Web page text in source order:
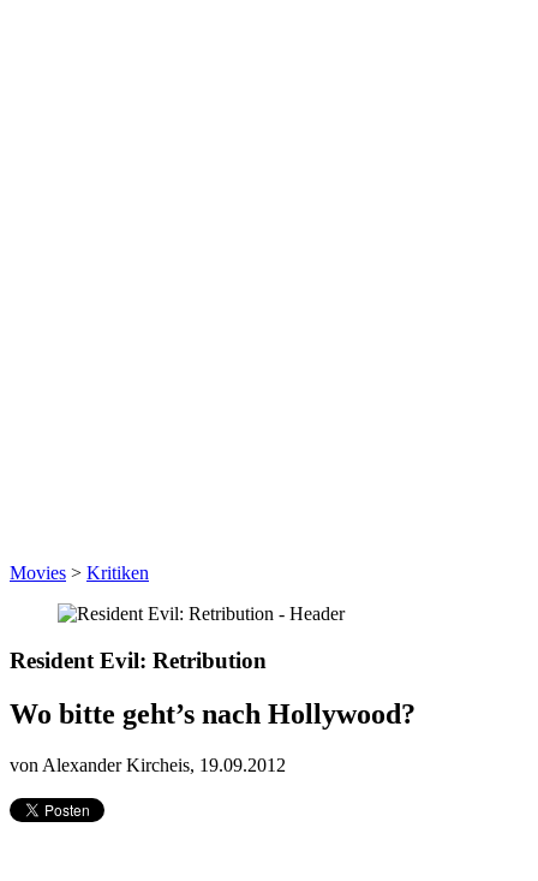
Movies > Kritiken
Resident Evil: Retribution
Wo bitte geht’s nach Hollywood?
von Alexander Kircheis, 19.09.2012